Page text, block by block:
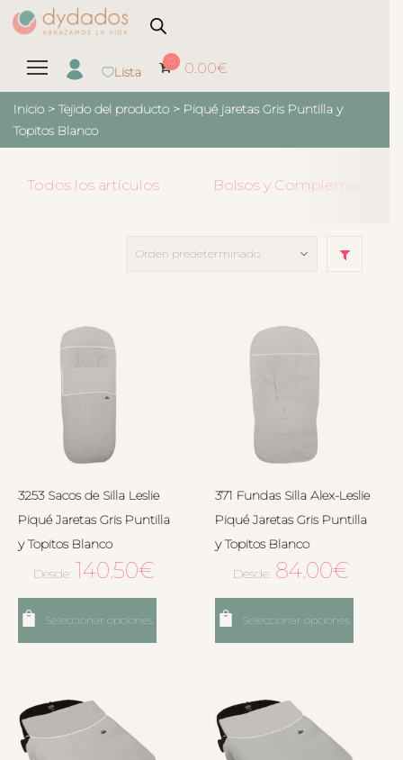
Lista
0 0.00€
Inicio > Tejido del producto > Piqué jaretas Gris Puntilla y
Topitos Blanco
Todos los artículos Bolsos y Complementos
3253 Sacos de Silla Leslie
Piqué Jaretas Gris Puntilla
y Topitos Blanco
Desde: 140.50€
Seleccionar opciones
371 Fundas Silla Alex-Leslie
Piqué Jaretas Gris Puntilla
y Topitos Blanco
Desde: 84.00€
Seleccionar opciones